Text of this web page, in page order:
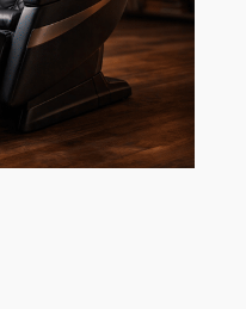
Gesundheit & Körperpflege
Haushalt